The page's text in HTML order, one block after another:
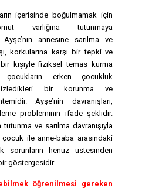
içerisinde boğulmamak için
varlığına tutunmaya
Ayşe’nin annesine sarılma ve
korkularına karşı bir tepki ve
kişiyle fiziksel temas kurma
çocukların erken çocukluk
izledikleri bir korunma ve
Ayşe’nin davranışları,
probleminin ifade şeklidir.
tutunma ve sarılma davranışıyla
çocuk ile anne-baba arasındaki
sorunların henüz üstesinden
göstergesidir.
öğrenilmesi gereken